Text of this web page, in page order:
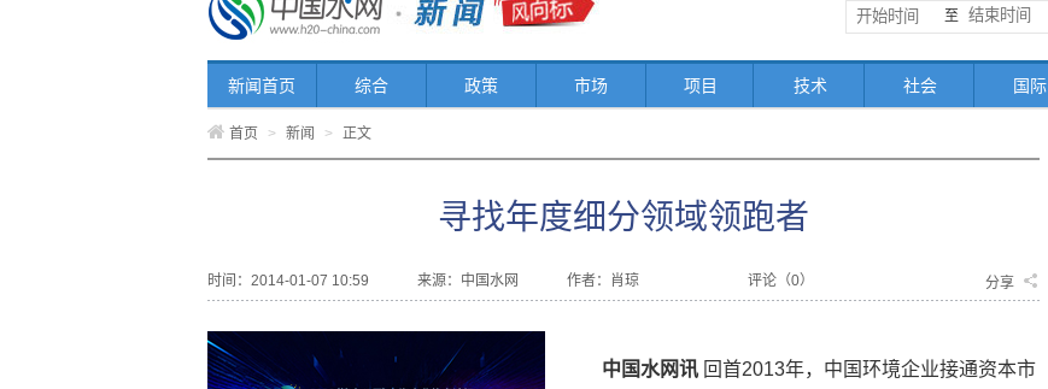
至
新闻首页 综合 政策 市场 项目 技术 社会 国际
首页 > 新闻 > 正文
寻找年度细分领域领跑者
时间：2014-01-07 10:59 来源： 中国水网 作者：肖琼 评论（0） 分享
中国水网讯 回首2013年，中国环境企业接通资本市